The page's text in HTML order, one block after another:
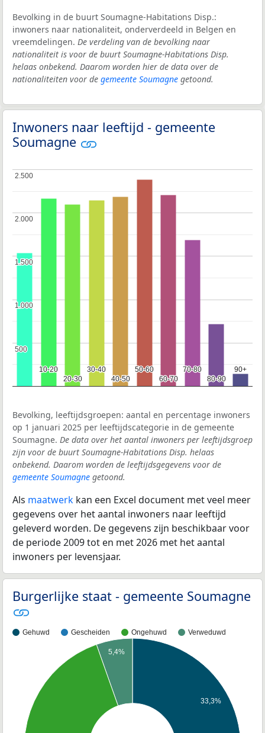
Bevolking in de buurt Soumagne-Habitations Disp.:
inwoners naar nationaliteit, onderverdeeld in Belgen en
vreemdelingen. De verdeling van de bevolking naar
nationaliteit is voor de buurt Soumagne-Habitations Disp.
helaas onbekend. Daarom worden hier de data over de
nationaliteiten voor de gemeente Soumagne getoond.
Inwoners naar leeftijd - gemeente
Soumagne
10-20
10-20
20-30
20-30
30-40
30-40
40-50
40-50
50-60
50-60
60-70
60-70
70-80
70-80
80-90
80-90
90+
90+
500
500
1.000
1.000
1.500
1.500
2.000
2.000
2.500
2.500
Bevolking, leeftijdsgroepen: aantal en percentage inwoners
op 1 januari 2025 per leeftijdscategorie in de gemeente
Soumagne. De data over het aantal inwoners per leeftijdsgroep
zijn voor de buurt Soumagne-Habitations Disp. helaas
onbekend. Daarom worden de leeftijdsgegevens voor de
gemeente Soumagne getoond.
Als maatwerk kan een Excel document met veel meer
gegevens over het aantal inwoners naar leeftijd
geleverd worden. De gegevens zijn beschikbaar voor
de periode 2009 tot en met 2026 met het aantal
inwoners per levensjaar.
Burgerlijke staat - gemeente Soumagne
Gehuwd Gescheiden Ongehuwd Verweduwd
33,3%
5,4%